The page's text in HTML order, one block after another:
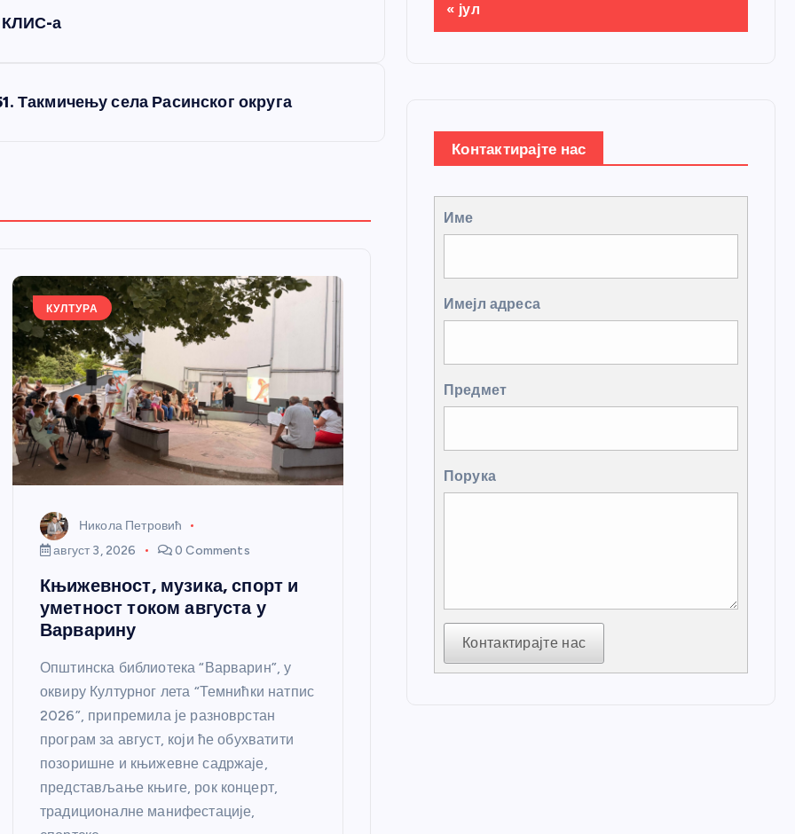
КЛИС-а
Такмичењу села Расинског округа
КУЛТУРА
Никола Петровић
август 3, 2026
0 Comments
Књижевност, музика, спорт и
уметност током августа у
Варварину
Општинска библиотека “Варварин”, у
оквиру Културног лета “Темнићки натпис
2026”, припремила је разноврстан
програм за август, који ће обухватити
позоришне и књижевне садржаје,
представљање књиге, рок концерт,
традиционалне манифестације,
« јул
Контактирајте нас
Име
Имејл адреса
Предмет
Порука
Контактирајте нас